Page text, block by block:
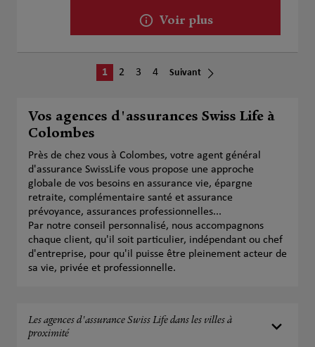
Voir plus
1 2 3 4 Suivant
Vos agences d'assurances Swiss Life à
Colombes
Près de chez vous à Colombes, votre agent général
d'assurance SwissLife vous propose une approche
globale de vos besoins en assurance vie, épargne
retraite, complémentaire santé et assurance
prévoyance, assurances professionnelles...
Par notre conseil personnalisé, nous accompagnons
chaque client, qu'il soit particulier, indépendant ou chef
d'entreprise, pour qu'il puisse être pleinement acteur de
sa vie, privée et professionnelle.
Les agences d'assurance Swiss Life dans les villes à
proximité